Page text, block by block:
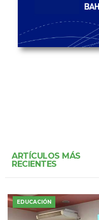
ARTÍCULOS MÁS
RECIENTES
EDUCACIÓN